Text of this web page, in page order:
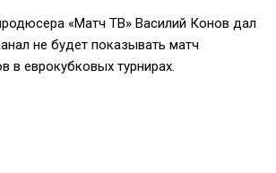
«Матч ТВ» Василий Конов дал
не будет показывать матч
в еврокубковых турнирах.